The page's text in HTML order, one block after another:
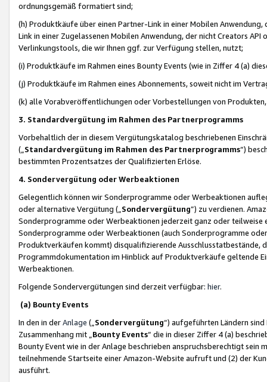
ordnungsgemäß formatiert sind;
(h) Produktkäufe über einen Partner-Link in einer Mobilen
Link in einer Zugelassenen Mobilen Anwendung, der nicht Creators
Verlinkungstools, die wir Ihnen ggf. zur Verfügung stellen, nutzt;
(i) Produktkäufe im Rahmen eines Bounty Events (wie in Ziffer 4 (a)
(j) Produktkäufe im Rahmen eines Abonnements, soweit nicht im
(k) alle Vorabveröffentlichungen oder Vorbestellungen von
3. Standardvergütung im Rahmen des Partnerprogramms
Vorbehaltlich der in diesem Vergütungskatalog beschriebenen
(„ Standardvergütung im Rahmen des Partnerprogramms“)
bestimmten Prozentsatzes der Qualifizierten Erlöse.
4. Sondervergütung oder Werbeaktionen
Gelegentlich können wir Sonderprogramme oder Werbeaktionen
oder alternative Vergütung („ Sondervergütung”) zu verdienen.
Sonderprogramme oder Werbeaktionen jederzeit ganz oder
Sonderprogramme oder Werbeaktionen (auch Sonderprogramme
Produktverkäufen kommt) disqualifizierende Ausschlusstatbestände,
Programmdokumentation im Hinblick auf Produktverkäufe geltende
Werbeaktionen.
Folgende Sondervergütungen sind derzeit verfügbar: hier.
(a) Bounty Events
In den in derAnlage („ Sondervergütung“) aufgeführten Ländern
Zusammenhang mit „ Bounty Events“ die in dieser Ziffer 4 (a)
Bounty Event wie in der Anlage beschrieben anspruchsberechtigt sein
teilnehmende Startseite einer Amazon-Website aufruft und (2) der
ausführt.